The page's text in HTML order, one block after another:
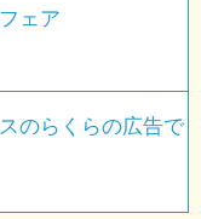
ェア
のらくらの広告で